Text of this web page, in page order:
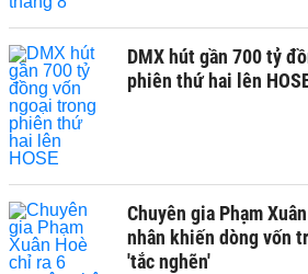
DMX hút gần 700 tỷ
phiên thứ hai lên
Chuyên gia Phạm
nhân khiến dòng vốn
'tắc nghẽn'